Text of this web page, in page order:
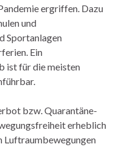
ergriffen. Dazu
und
Sportanlagen
Ein
ist für die meisten
bzw. Quarantäne-
erheblich
Luftraumbewegungen